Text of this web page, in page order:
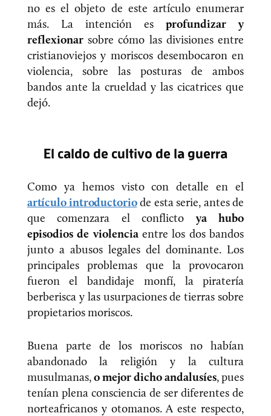
no es el objeto de este artículo enumerar
más. La intención esprofundizar y
reflexionarsobre cómo las divisiones entre
cristianoviejos y moriscos desembocaron en
violencia, sobre las posturas de ambos
bandos ante la crueldad y las cicatrices que
dejó.
El caldo de cultivo de la guerra
Como ya hemos visto con detalle en el
artículo introductoriode esta serie, antes de
que comenzara el conflictoya hubo
episodios de violenciaentre los dos bandos
junto a abusos legales del dominante. Los
principales problemas que la provocaron
fueron el bandidaje monfí, la piratería
berberisca y las usurpaciones de tierras sobre
propietarios moriscos.
Buena parte de los moriscos no habían
abandonado la religión y la cultura
musulmanas,o mejor dicho andalusíes, pues
tenían plena consciencia de ser diferentes de
norteafricanos y otomanos. A este respecto,